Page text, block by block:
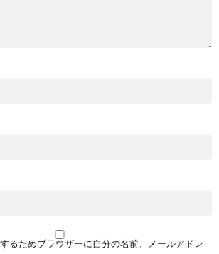
るためブラウザーに自分の名前、メールアドレ